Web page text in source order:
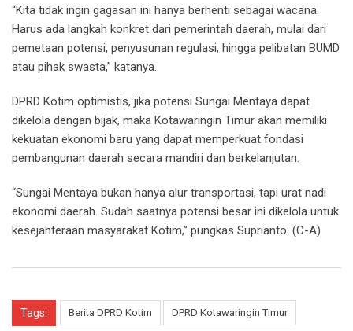
“Kita tidak ingin gagasan ini hanya berhenti sebagai wacana.
Harus ada langkah konkret dari pemerintah daerah, mulai dari
pemetaan potensi, penyusunan regulasi, hingga pelibatan BUMD
atau pihak swasta,” katanya.
DPRD Kotim optimistis, jika potensi Sungai Mentaya dapat
dikelola dengan bijak, maka Kotawaringin Timur akan memiliki
kekuatan ekonomi baru yang dapat memperkuat fondasi
pembangunan daerah secara mandiri dan berkelanjutan.
“Sungai Mentaya bukan hanya alur transportasi, tapi urat nadi
ekonomi daerah. Sudah saatnya potensi besar ini dikelola untuk
kesejahteraan masyarakat Kotim,” pungkas Suprianto. (C-A)
Tags: Berita DPRD Kotim DPRD Kotawaringin Timur